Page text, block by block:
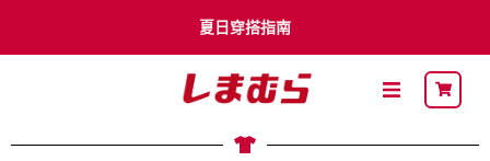
夏日穿搭指南
李多慧 x Shimamura